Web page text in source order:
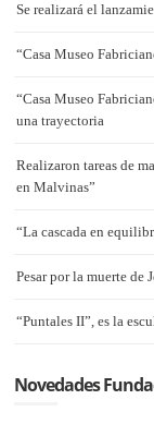
Se realizará el
“Casa Museo
“Casa Museo
una trayectoria
Realizaron tareas de
en Malvinas”
“La cascada en
Pesar por la muerte de
“Puntales II”, es la
Novedades